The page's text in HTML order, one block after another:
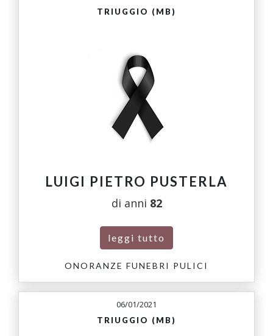
TRIUGGIO (MB)
LUIGI PIETRO PUSTERLA
di anni 82
leggi tutto
ONORANZE FUNEBRI PULICI
06/01/2021
TRIUGGIO (MB)